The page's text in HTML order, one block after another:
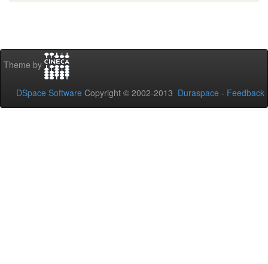
Theme by
DSpace Software Copyright © 2002-2013 Duraspace - Feedback